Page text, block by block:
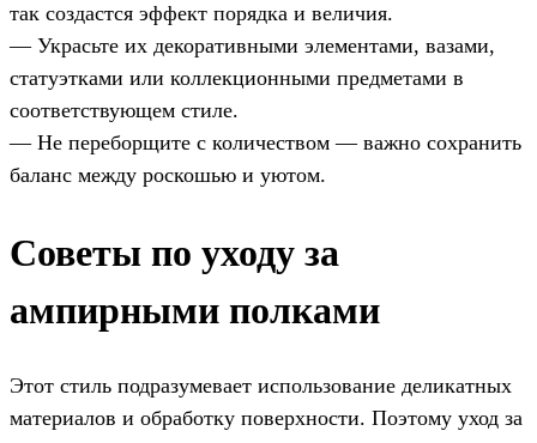
так создастся эффект порядка и величия.
— Украсьте их декоративными элементами, вазами,
статуэтками или коллекционными предметами в
соответствующем стиле.
— Не переборщите с количеством — важно сохранить
баланс между роскошью и уютом.
Советы по уходу за
ампирными полками
Этот стиль подразумевает использование деликатных
материалов и обработку поверхности. Поэтому уход за